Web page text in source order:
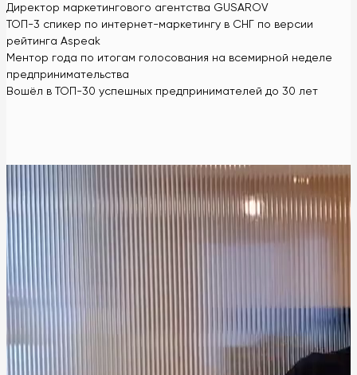
Директор маркетингового агентства GUSAROV
ТОП-3 спикер по интернет-маркетингу в СНГ по версии
рейтинга Aspeak
Ментор года по итогам голосования на всемирной неделе
предпринимательства
Вошёл в ТОП-30 успешных предпринимателей до 30 лет